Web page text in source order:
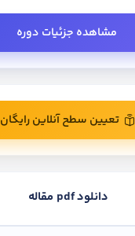
مشاهده جزئیات دوره
تعیین سطح آنلاین رایگان
دانلود pdf مقاله